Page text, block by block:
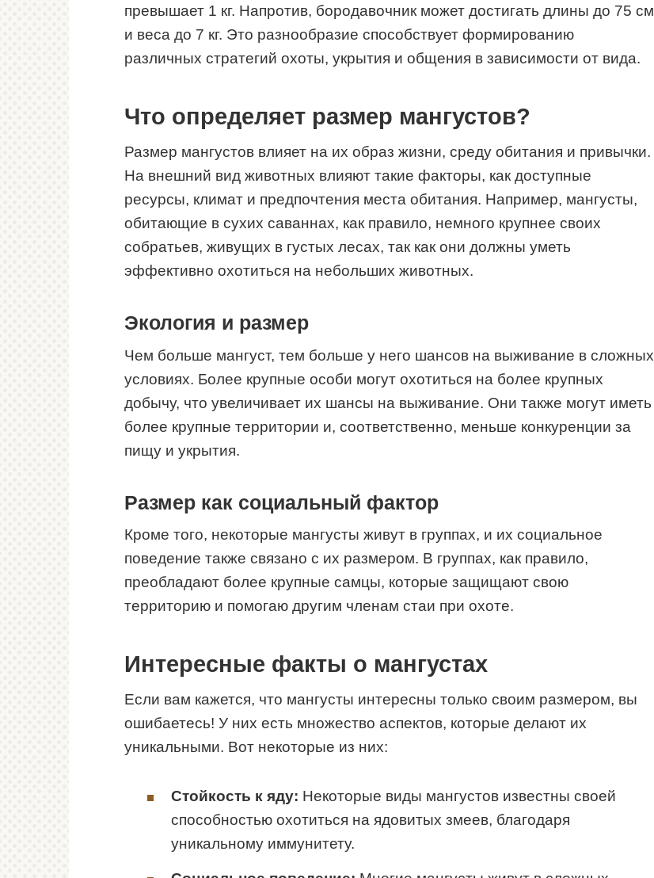
превышает 1 кг. Напротив, бородавочник может достигать длины до 75 см
и веса до 7 кг. Это разнообразие способствует формированию
различных стратегий охоты, укрытия и общения в зависимости от вида.
Что определяет размер мангустов?
Размер мангустов влияет на их образ жизни, среду обитания и привычки.
На внешний вид животных влияют такие факторы, как доступные
ресурсы, климат и предпочтения места обитания. Например, мангусты,
обитающие в сухих саваннах, как правило, немного крупнее своих
собратьев, живущих в густых лесах, так как они должны уметь
эффективно охотиться на небольших животных.
Экология и размер
Чем больше мангуст, тем больше у него шансов на выживание в сложных
условиях. Более крупные особи могут охотиться на более крупных
добычу, что увеличивает их шансы на выживание. Они также могут иметь
более крупные территории и, соответственно, меньше конкуренции за
пищу и укрытия.
Размер как социальный фактор
Кроме того, некоторые мангусты живут в группах, и их социальное
поведение также связано с их размером. В группах, как правило,
преобладают более крупные самцы, которые защищают свою
территорию и помогаю другим членам стаи при охоте.
Интересные факты о мангустах
Если вам кажется, что мангусты интересны только своим размером, вы
ошибаетесь! У них есть множество аспектов, которые делают их
уникальными. Вот некоторые из них:
Стойкость к яду: Некоторые виды мангустов известны своей
способностью охотиться на ядовитых змеев, благодаря
уникальному иммунитету.